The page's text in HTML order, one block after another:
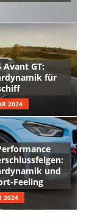
Avant GT:
für
2024
und
Feeling
2024